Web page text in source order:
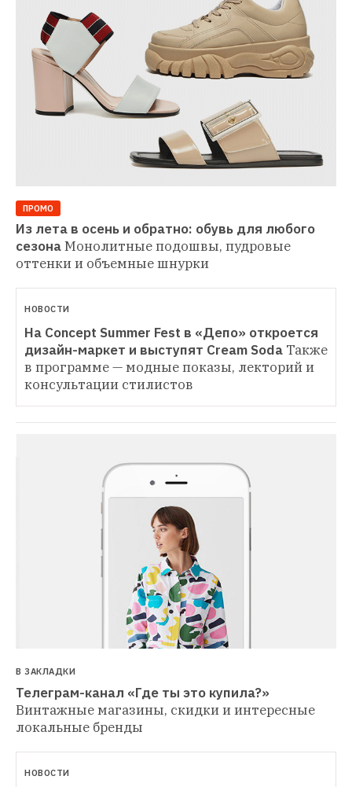
ПРОМО
Из лета в осень и обратно: обувь для любого
сезонаМонолитные подошвы, пудровые
оттенки и объемные шнурки
НОВОСТИ
На Concept Summer Fest в «Депо» откроется
дизайн-маркет и выступят Cream Soda Также
в программе — модные показы, лекторий и
консультации стилистов
В ЗАКЛАДКИ
Телеграм-канал «Где ты это купила?»
Винтажные магазины, скидки и интересные
локальные бренды
НОВОСТИ